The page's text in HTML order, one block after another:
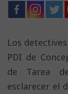
Los
PDI de
de Tarea
esclarecer el